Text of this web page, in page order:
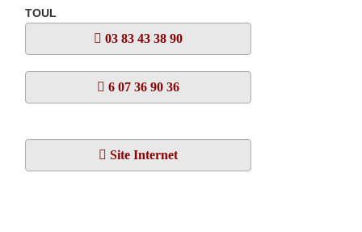
TOUL
03 83 43 38 90
6 07 36 90 36
Site Internet